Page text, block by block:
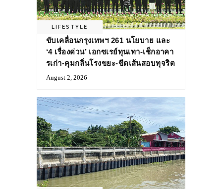
LIFESTYLE
ขับเคลื่อนกรุงเทพฯ 261 นโยบาย และ
‘4 เรื่องด่วน’ เอกซเรย์ทุนเทา-เช็กอาคา
รเก่า-คุมกลิ่นโรงขยะ-ขีดเส้นสอบทุจริต
August 2, 2026